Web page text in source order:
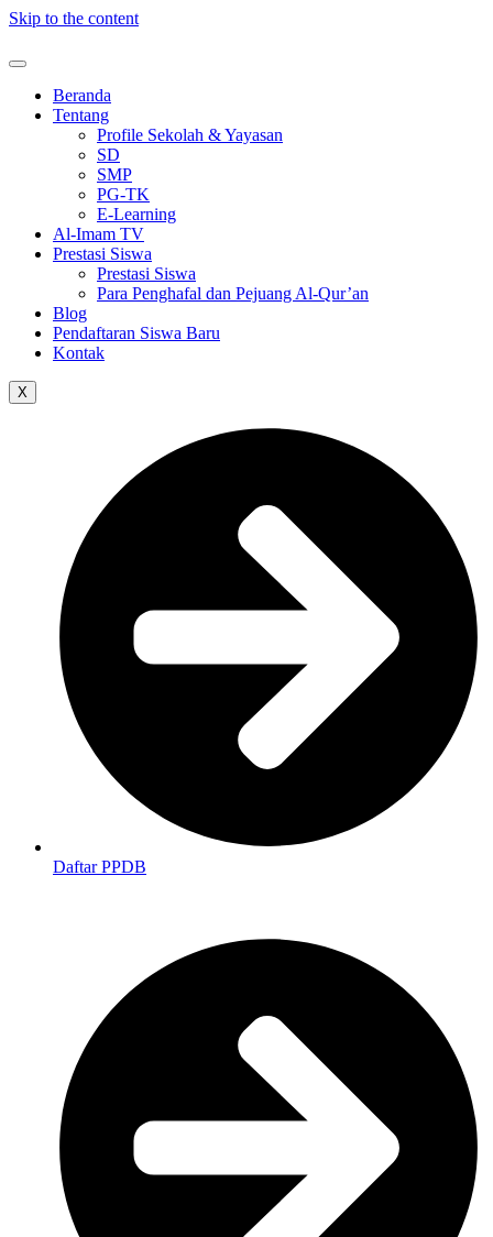
Skip to the content
Beranda
Tentang
Profile Sekolah & Yayasan
SD
SMP
PG-TK
E-Learning
Al-Imam TV
Prestasi Siswa
Prestasi Siswa
Para Penghafal dan Pejuang Al-Qur’an
Blog
Pendaftaran Siswa Baru
Kontak
X
Daftar PPDB